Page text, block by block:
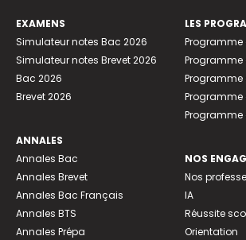
EXAMENS
Simulateur notes Bac 2026
Simulateur notes Brevet 2026
Bac 2026
Brevet 2026
ANNALES
Annales Bac
Annales Brevet
Annales Bac Français
Annales BTS
Annales Prépa
LES
Programme
Programme
Programme
Programme
Programme
NOS
Nos
IA
Réussite
Orientation